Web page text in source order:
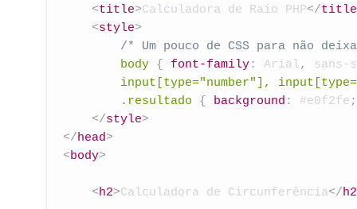
<title>Calculadora de Raio PHP</title
<style>
/* Um pouco de CSS para não
body { font-family: Arial,
sans-
input[type="number"],
.resultado
{ background : #e0f2fe ;
</style>
</head>
<body>
<h2>Calculadora de Circunferência</h2